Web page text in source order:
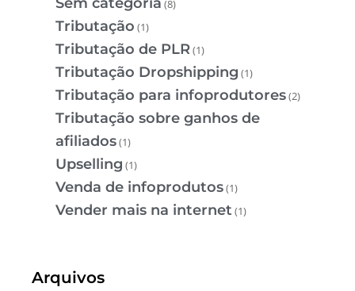
(8)
Tributação (1)
Tributação de PLR(1)
Tributação Dropshipping (1)
Tributação para infoprodutores(2)
Tributação sobre ganhos de
afiliados(1)
Upselling (1)
Venda de infoprodutos(1)
Vender mais na internet (1)
Arquivos